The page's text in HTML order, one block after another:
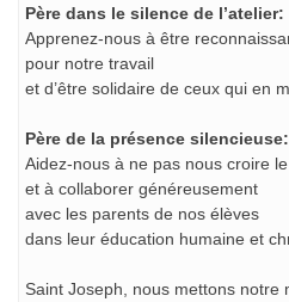
Père dans le silence de l’atelier:
Apprenez-nous à être
pour notre travail
et d’être solidaire de ceux qui en
Père de la présence silencieuse:
Aidez-nous à ne pas nous croire
et à collaborer généreusement
avec les parents de nos élèves
dans leur éducation humaine et
Saint Joseph, nous mettons notre